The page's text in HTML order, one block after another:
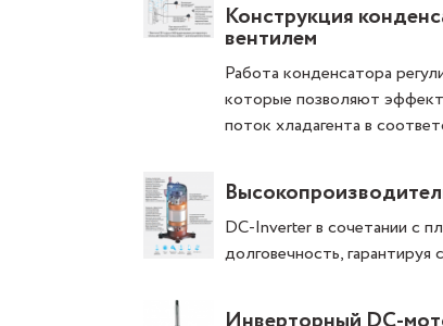
Конструкция
вентилем
Работа конденсатора
которые позволяют
поток хладагента в
DC-Inverter в сочетании с
долговечность,